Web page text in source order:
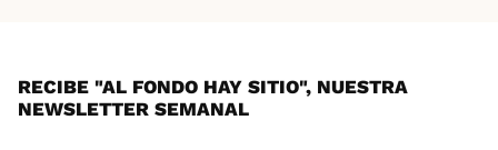
RECIBE "AL FONDO HAY SITIO", NUESTRA
NEWSLETTER SEMANAL